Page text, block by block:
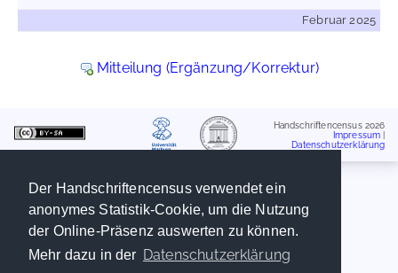
Der Handschriftencensus verwendet ein
anonymes Statistik-Cookie, um die Nutzung
der Online-Präsenz auswerten zu können.
Mehr dazu in der Datenschutzerklärung
Februar 2025
Mitteilung (Ergänzung/Korrektur)
Handschriftencensus 2026
Impressum
Datenschutzerklärung